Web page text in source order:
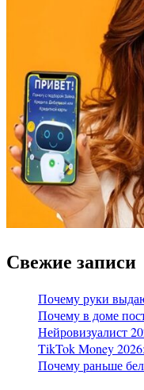
Свежие записи
Почему руки
Почему в доме
Нейровизуалист
TikTok Money
Почему раньше